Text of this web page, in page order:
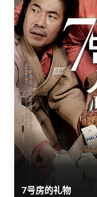
7号房的礼物